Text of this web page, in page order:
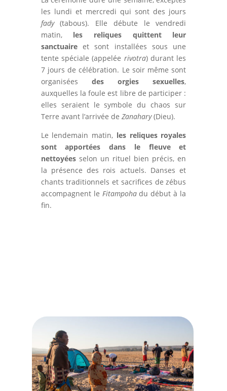
les lundi et mercredi qui sont des jours
fady(tabous). Elle débute le vendredi
matin, les reliques quittent leur
sanctuaireet sont installées sous une
tente spéciale (appelée rivotra) durant les
7 jours de célébration. Le soir même sont
organisées des orgies sexuelles,
auxquelles la foule est libre de participer :
elles seraient le symbole du chaos sur
Terre avant l’arrivée de Zanahary(Dieu).
Le lendemain matin, les reliques royales
sont apportées dans le fleuve et
nettoyéesselon un rituel bien précis, en
la présence des rois actuels. Danses et
chants traditionnels et sacrifices de zébus
accompagnent le Fitampohadu début à la
fin.